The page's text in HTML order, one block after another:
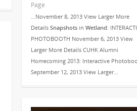
Page
…November 8, 2013 View Larger More
Details Snapshots in Wetland:
PHOTOBOOTH November 6, 2013 View
Larger More Details CUHK Alumni
Homecoming 2013: Interactive
September 12, 2013 View Larger…